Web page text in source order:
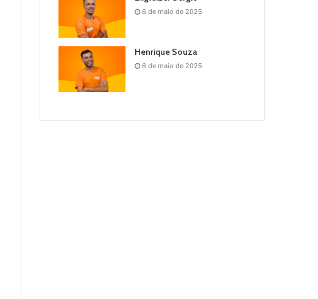
6 de maio de 2025
Henrique Souza
6 de maio de 2025